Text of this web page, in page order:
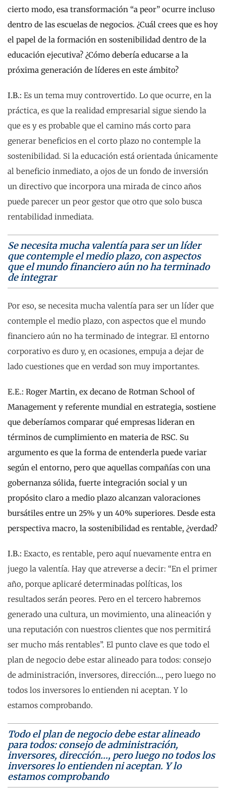
cierto modo, esa transformación “a peor” ocurre incluso
dentro de las escuelas de negocios. ¿Cuál crees que es hoy
el papel de la formación en sostenibilidad dentro de la
educación ejecutiva? ¿Cómo debería educarse a la
próxima generación de líderes en este ámbito?
I.B.: Es un tema muy controvertido. Lo que ocurre, en la
práctica, es que la realidad empresarial sigue siendo la
que es y es probable que el camino más corto para
generar beneficios en el corto plazo no contemple la
sostenibilidad. Si la educación está orientada únicamente
al beneficio inmediato, a ojos de un fondo de inversión
un directivo que incorpora una mirada de cinco años
puede parecer un peor gestor que otro que solo busca
rentabilidad inmediata.
Se necesita mucha valentía para ser un líder
que contemple el medio plazo, con aspectos
que el mundo financiero aún no ha terminado
de integrar
Por eso, se necesita mucha valentía para ser un líder que
contemple el medio plazo, con aspectos que el mundo
financiero aún no ha terminado de integrar. El entorno
corporativo es duro y, en ocasiones, empuja a dejar de
lado cuestiones que en verdad son muy importantes.
E.E.: Roger Martin, ex decano de Rotman School of
Management y referente mundial en estrategia, sostiene
que deberíamos comparar qué empresas lideran en
términos de cumplimiento en materia de RSC. Su
argumento es que la forma de entenderla puede variar
según el entorno, pero que aquellas compañías con una
gobernanza sólida, fuerte integración social y un
propósito claro a medio plazo alcanzan valoraciones
bursátiles entre un 25% y un 40% superiores. Desde esta
perspectiva macro, la sostenibilidad es rentable, ¿verdad?
I.B.: Exacto, es rentable, pero aquí nuevamente entra en
juego la valentía. Hay que atreverse a decir: “En el primer
año, porque aplicaré determinadas políticas, los
resultados serán peores. Pero en el tercero habremos
generado una cultura, un movimiento, una alineación y
una reputación con nuestros clientes que nos permitirá
ser mucho más rentables”. El punto clave es que todo el
plan de negocio debe estar alineado para todos: consejo
de administración, inversores, dirección…, pero luego no
todos los inversores lo entienden ni aceptan. Y lo
estamos comprobando.
Todo el plan de negocio debe estar alineado
para todos: consejo de administración,
inversores, dirección…, pero luego no todos los
inversores lo entienden ni aceptan. Y lo
estamos comprobando